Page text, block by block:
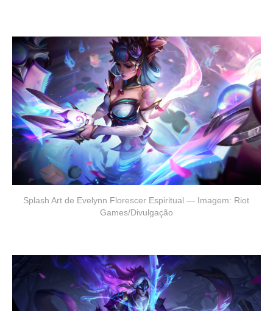
Splash Art de Evelynn Florescer Espiritual — Imagem: Riot
Games/Divulgação